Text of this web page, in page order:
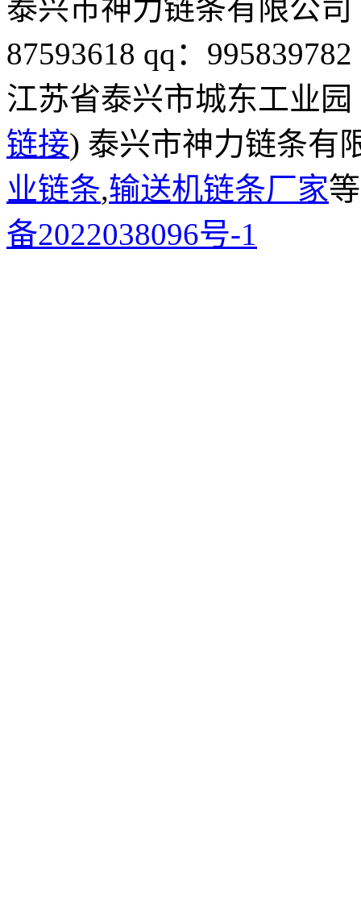
泰兴市神力链条有限公
87593618 qq：995839782
江苏省泰兴市城东工业园
链接) 泰兴市神力链条有
业链条,输送机链条厂家
备2022038096号-1